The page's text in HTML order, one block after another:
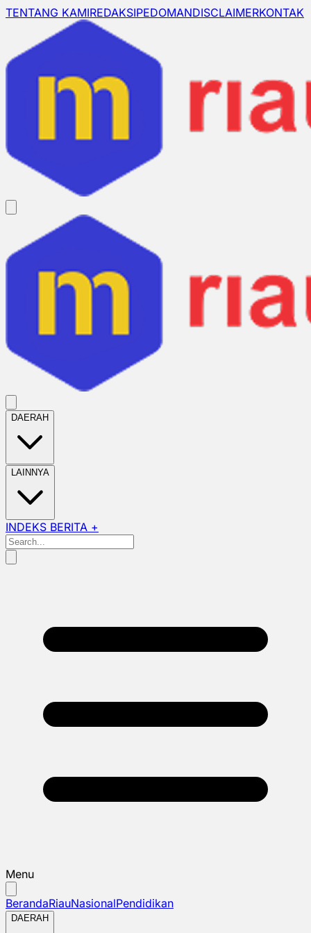
TENTANG KAMIREDAKSIPEDOMANDISCLAIMERKONTAK
DAERAH
LAINNYA
INDEKS BERITA +
Menu
BerandaRiauNasionalPendidikan
DAERAH